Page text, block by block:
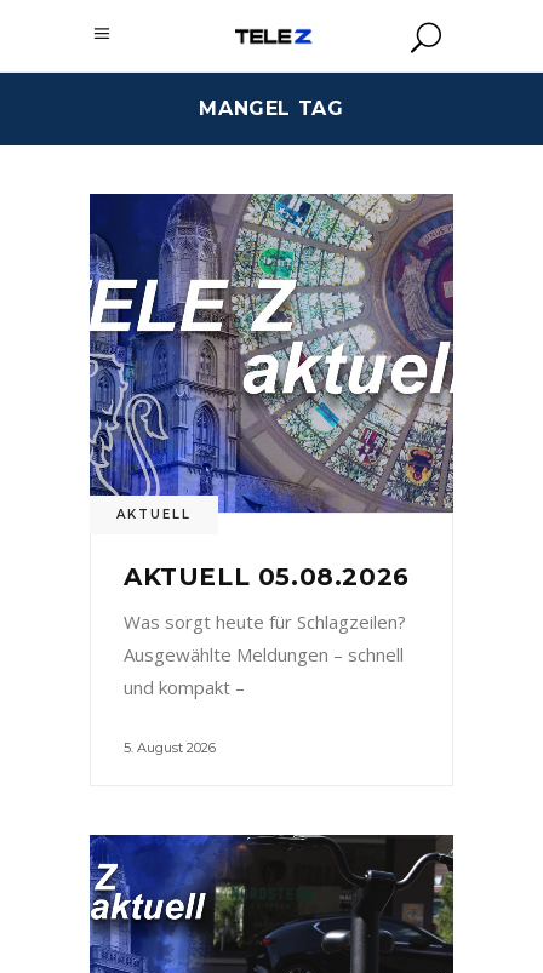
MANGEL TAG
AKTUELL
AKTUELL 05.08.2026
Was sorgt heute für Schlagzeilen?
Ausgewählte Meldungen – schnell
und kompakt –
5. August 2026